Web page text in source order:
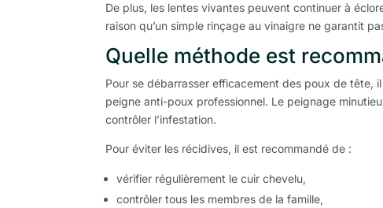
De plus, les lentes vivantes peuvent continuer à
raison qu’un simple rinçage au vinaigre ne garantit
Quelle méthode est
Pour se débarrasser efficacement des poux de tête,
peigne anti-poux professionnel. Le peignage
contrôler l’infestation.
Pour éviter les récidives, il est recommandé de :
vérifier régulièrement le cuir chevelu,
contrôler tous les membres de la famille,